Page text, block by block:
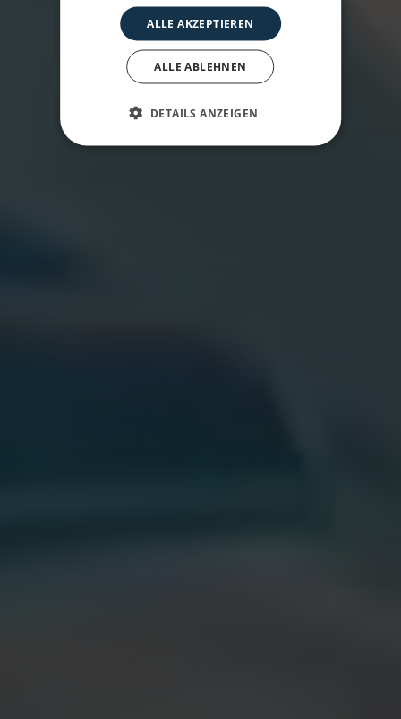
ALLE AKZEPTIEREN
ALLE ABLEHNEN
DETAILS ANZEIGEN